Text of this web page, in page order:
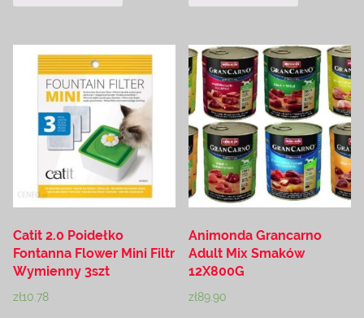
Catit 2.0 Poidełko
Fontanna Flower Mini Filtr
Wymienny 3szt
zł10.78
Animonda Grancarno
Adult Mix Smaków
12X800G
zł89.90